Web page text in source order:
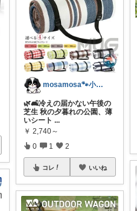
mosamosa🐾小さめバッグの日々✨
🌿🛋️冷えの届かない午後の
芝生 秋の夕暮れの公園、薄
いシート ...
￥ 2,740～
0 1 2
コレ いいね